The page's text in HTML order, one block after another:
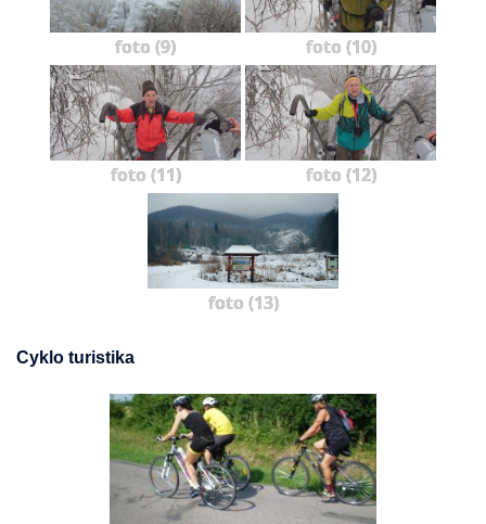
foto (9) foto (10)
foto (11) foto (12)
foto (13)
Cyklo turistika